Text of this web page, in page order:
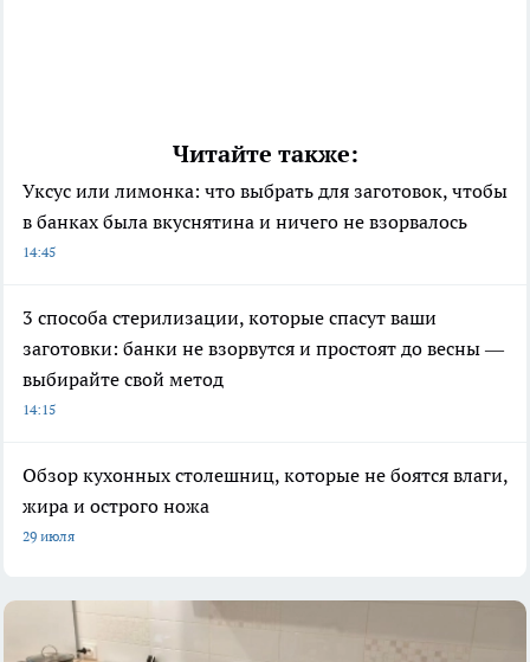
Читайте также:
Уксус или лимонка: что выбрать для заготовок, чтобы
в банках была вкуснятина и ничего не взорвалось
14:45
3 способа стерилизации, которые спасут ваши
заготовки: банки не взорвутся и простоят до весны —
выбирайте свой метод
14:15
Обзор кухонных столешниц, которые не боятся влаги,
жира и острого ножа
29 июля